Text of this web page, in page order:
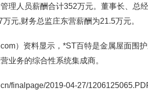
理人员薪酬合计352万元。董事长、总
元,财务总监庄东营薪酬为21.5万元。
）资料显示，*ST百特是金属屋面围
业务的综合性系统集成商。
finalpage/2019-04-27/